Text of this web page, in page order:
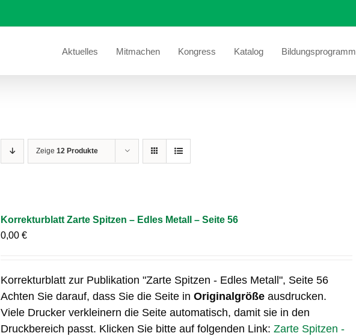
Aktuelles Mitmachen Kongress Katalog Bildungsprogramm
Zeige 12 Produkte
Korrekturblatt Zarte Spitzen – Edles Metall – Seite 56
0,00€
Korrekturblatt zur Publikation "Zarte Spitzen - Edles Metall", Seite 56
Achten Sie darauf, dass Sie die Seite inOriginalgröße ausdrucken.
Viele Drucker verkleinern die Seite automatisch, damit sie in den
Druckbereich passt. Klicken Sie bitte auf folgenden Link:Zarte Spitzen -